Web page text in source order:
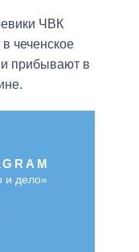
ЧВК
в чеченское
прибывают в
и дело»